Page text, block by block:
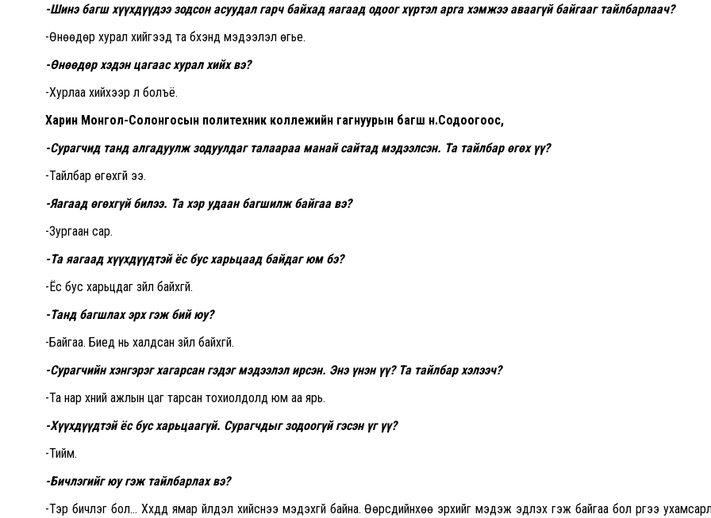
-Шинэ багш хүүхдүүдээ зодсон асуудал гарч байхад яагаад одоог хүртэл арга хэмжээ аваагүй байгааг тайлбарлаач?
-Өнөөдөр хурал хийгээд та бүхэнд мэдээлэл өгье.
-Өнөөдөр хэдэн цагаас хурал хийх вэ?
-Хурлаа хийхээр л болъё.
Харин Монгол-Солонгосын политехник коллежийн гагнуурын багш н.Содоогоос,
-Сурагчид танд алгадуулж зодуулдаг талаараа манай сайтад мэдээлсэн. Та тайлбар өгөх үү?
-Тайлбар өгөхгүй ээ.
-Яагаад өгөхгүй билээ. Та хэр удаан багшилж байгаа вэ?
-Зургаан сар.
-Та яагаад хүүхдүүдтэй ёс бус харьцаад байдаг юм бэ?
-Ёс бус харьцдаг зүйл байхгүй.
-Танд багшлах эрх гэж бий юу?
-Байгаа. Биед нь халдсан зүйл байхгүй.
-Сурагчийн хэнгэрэг хагарсан гэдэг мэдээлэл ирсэн. Энэ үнэн үү? Та тайлбар хэлээч?
-Та нар хүний ажлын цаг тарсан тохиолдолд юм аа ярь.
-Хүүхдүүдтэй ёс бус харьцаагүй. Сурагчдыг зодоогүй гэсэн үг үү?
-Тийм.
-Бичлэгийг юу гэж тайлбарлах вэ?
-Тэр бичлэг бол… Хүүхдүүд ямар үйлдэл хийснээ мэдэхгүй байна. Өөрсдийнхөө эрхийг мэдэж эдлэх гэж байгаа бол үүргээ